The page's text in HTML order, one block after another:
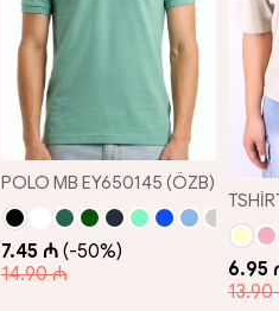
POLO MB EY650145 (ÖZB)
7.45 ₼ (-50%)
14.90 ₼
6.95